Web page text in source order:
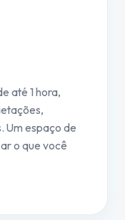
até 1 hora,
Um espaço de
o que você